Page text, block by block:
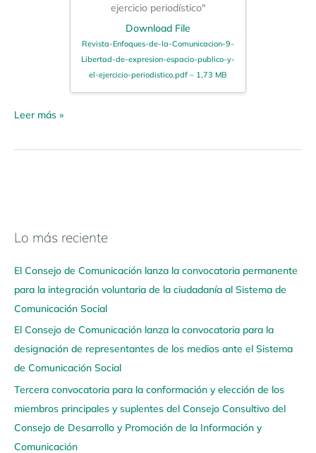
ejercicio periodístico"
Download File
Revista-Enfoques-de-la-Comunicacion-9-
Libertad-de-expresion-espacio-publico-y-
el-ejercicio-periodistico.pdf – 1,73 MB
Leer más »
Lo más reciente
El Consejo de Comunicación lanza la convocatoria permanente
para la integración voluntaria de la ciudadanía al Sistema de
Comunicación Social
El Consejo de Comunicación lanza la convocatoria para la
designación de representantes de los medios ante el Sistema
de Comunicación Social
Tercera convocatoria para la conformación y elección de los
miembros principales y suplentes del Consejo Consultivo del
Consejo de Desarrollo y Promoción de la Información y
Comunicación
N
v
e
g
a
a
q
u
í